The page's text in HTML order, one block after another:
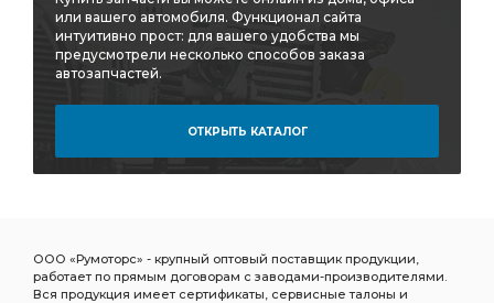
или вашего автомобиля. Функционал сайта
интуитивно прост: для вашего удобства мы
предусмотрели несколько способов заказа
автозапчастей.
ОТКРЫТЬ КАТАЛОГ
ООО «Румоторс» - крупный оптовый поставщик продукции,
работает по прямым договорам с заводами-производителями.
Вся продукция имеет сертификаты, сервисные талоны и